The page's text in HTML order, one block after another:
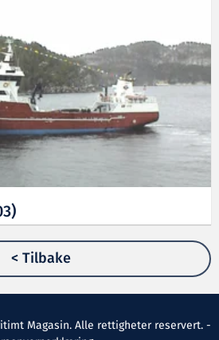
< Tilbake
Magasin. Alle rettigheter reservert. -